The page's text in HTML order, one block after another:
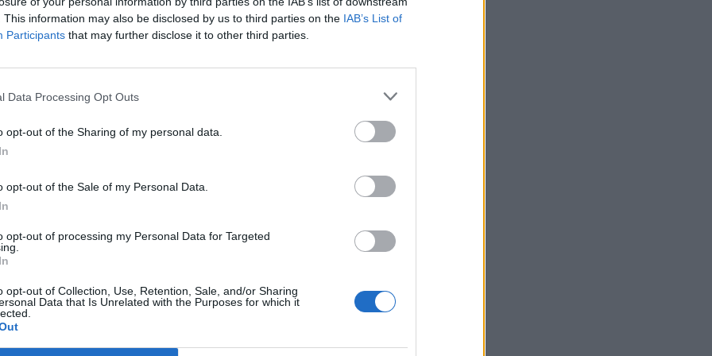
This information may also be disclosed by us to third parties on the IAB’s List of
Participants that may further disclose it to other third parties.
Data Processing Opt Outs
opt-out of the Sharing of my personal data.
opt-out of the Sale of my Personal Data.
opt-out of processing my Personal Data for Targeted
opt-out of Collection, Use, Retention, Sale, and/or Sharing
Data that Is Unrelated with the Purposes for which it
vállalatuk élelmiszeripari és kozmetikai termékekhez gyárt GMO-mentes
majd el az összes európai partnerüket, és kialakítanak egy kutató-fejlesztő
előállításához mezőgazdasági terményeket - zöldborsót...
portfolio.hu hírarchívumához tartozik, melynek olvasása előfizetéses
cikkarchívum
elmúlt 2 év napon belüli
Előfizetés